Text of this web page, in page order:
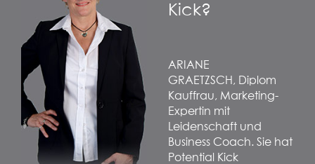
Kick?
ARIANE
GRAETZSCH,
Diplom
Kauffrau, Marketing-
Expertin mit
Leidenschaft und
Business Coach. Sie hat
Potential Kick